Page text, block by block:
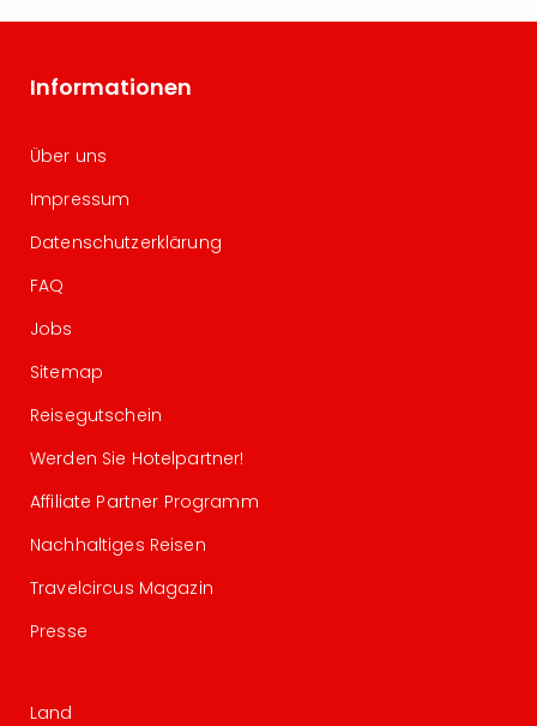
Informationen
Über uns
Impressum
Datenschutzerklärung
FAQ
Jobs
Sitemap
Reisegutschein
Werden Sie Hotelpartner!
Affiliate Partner Programm
Nachhaltiges Reisen
Travelcircus Magazin
Presse
Land